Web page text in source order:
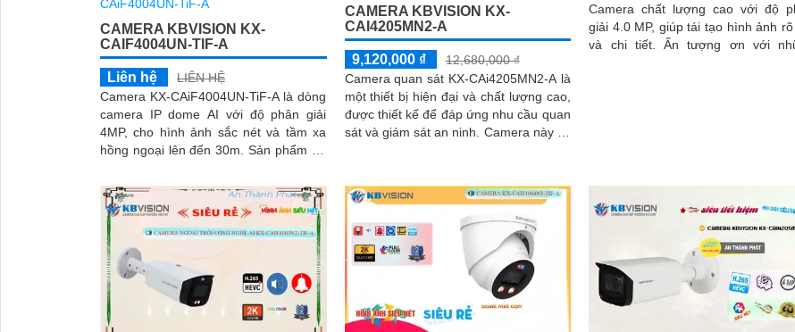
CAMERA KBVISION KX-
CAIF4004UN-TIF-A
Liên hệ
LIÊN HỆ
Camera KX-CAiF4004UN-TiF-A là dòng
camera IP dome AI với độ phân giải
4MP, cho hình ảnh sắc nét và tầm xa
hồng ngoại lên đến 30m. Sản phẩm hỗ
ánh sáng thông minh và tính năng báo
động chủ động bằng đèn LED xanh đỏ
và còi hú 110dB
CAMERA KBVISION KX-
CAI4205MN2-A
9,120,000 ₫
12,680,000 ₫
Camera quan sát KX-CAi4205MN2-A là
một thiết bị hiện đại và chất lượng cao,
được thiết kế để đáp ứng nhu cầu quan
sát và giám sát an ninh. Camera này có
nét
Camera chất lượng cao với độ
giải 4.0 MP, giúp tái tạo hình ảnh
và chi tiết. Ấn tượng ơn với những